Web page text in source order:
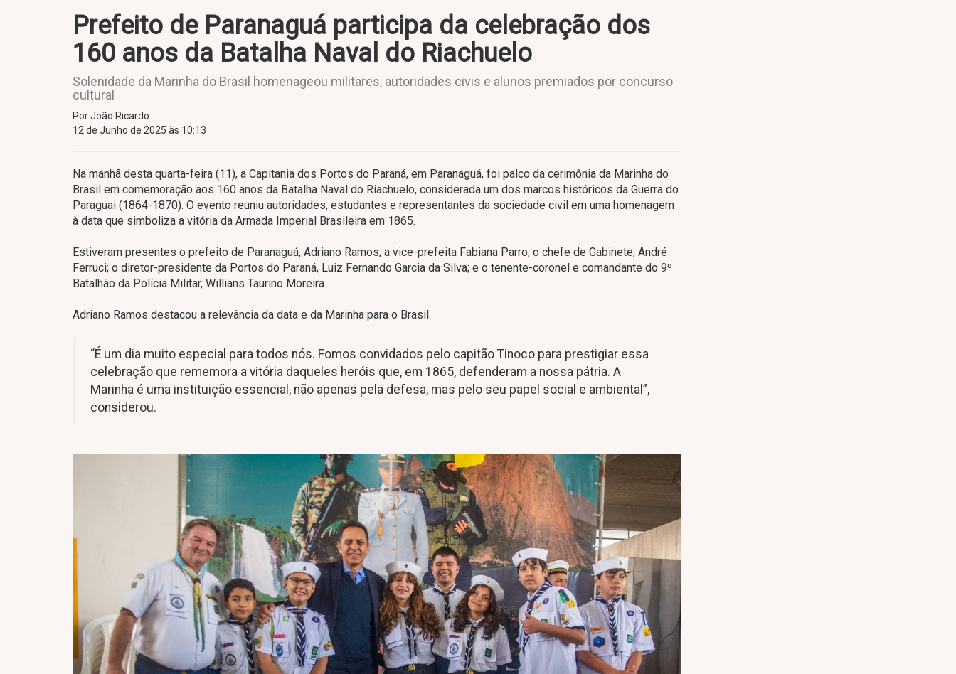
Prefeito de Paranaguá participa da celebração dos
160 anos da Batalha Naval do Riachuelo
Solenidade da Marinha do Brasil homenageou militares, autoridades civis e alunos premiados por concurso
cultural
Por João Ricardo
12 de Junho de 2025 às 10:13
Na manhã desta quarta-feira (11), a Capitania dos Portos do Paraná, em Paranaguá, foi palco da cerimônia da Marinha do
Brasil em comemoração aos 160 anos da Batalha Naval do Riachuelo, considerada um dos marcos históricos da Guerra do
Paraguai (1864-1870). O evento reuniu autoridades, estudantes e representantes da sociedade civil em uma homenagem
à data que simboliza a vitória da Armada Imperial Brasileira em 1865.
Estiveram presentes o prefeito de Paranaguá, Adriano Ramos; a vice-prefeita Fabiana Parro; o chefe de Gabinete, André
Ferruci; o diretor-presidente da Portos do Paraná, Luiz Fernando Garcia da Silva; e o tenente-coronel e comandante do 9º
Batalhão da Polícia Militar, Willians Taurino Moreira.
Adriano Ramos destacou a relevância da data e da Marinha para o Brasil.
“É um dia muito especial para todos nós. Fomos convidados pelo capitão Tinoco para prestigiar essa
celebração que rememora a vitória daqueles heróis que, em 1865, defenderam a nossa pátria. A
Marinha é uma instituição essencial, não apenas pela defesa, mas pelo seu papel social e ambiental”,
considerou.